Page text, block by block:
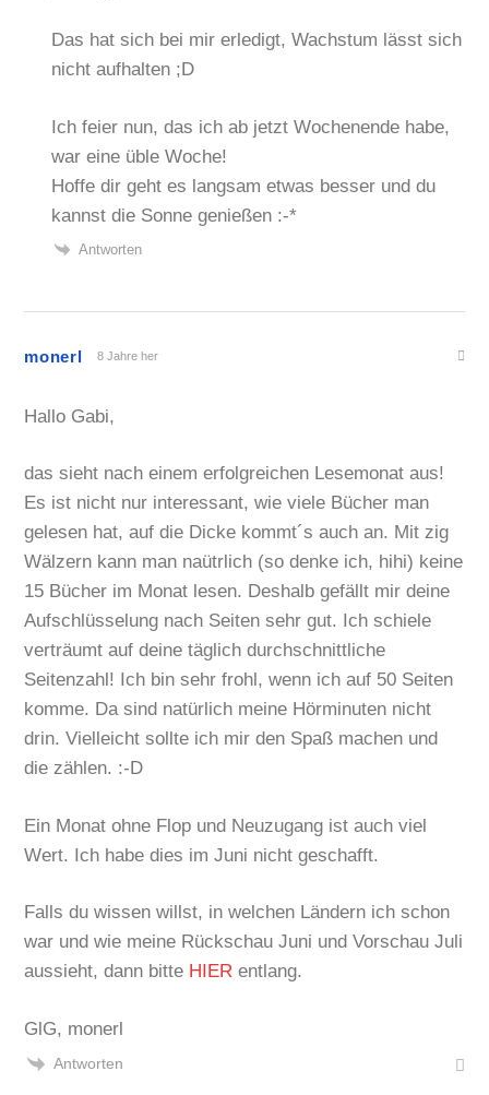
Das hat sich bei mir erledigt, Wachstum lässt sich
nicht aufhalten ;D
Ich feier nun, das ich ab jetzt Wochenende habe,
war eine üble Woche!
Hoffe dir geht es langsam etwas besser und du
kannst die Sonne genießen :-*
Antworten
monerl 8 Jahre her
Hallo Gabi,
das sieht nach einem erfolgreichen Lesemonat aus!
Es ist nicht nur interessant, wie viele Bücher man
gelesen hat, auf die Dicke kommt´s auch an. Mit zig
Wälzern kann man naütrlich (so denke ich, hihi) keine
15 Bücher im Monat lesen. Deshalb gefällt mir deine
Aufschlüsselung nach Seiten sehr gut. Ich schiele
verträumt auf deine täglich durchschnittliche
Seitenzahl! Ich bin sehr frohl, wenn ich auf 50 Seiten
komme. Da sind natürlich meine Hörminuten nicht
drin. Vielleicht sollte ich mir den Spaß machen und
die zählen. :-D
Ein Monat ohne Flop und Neuzugang ist auch viel
Wert. Ich habe dies im Juni nicht geschafft.
Falls du wissen willst, in welchen Ländern ich schon
war und wie meine Rückschau Juni und Vorschau Juli
aussieht, dann bitte HIER entlang.
GlG, monerl
Antworten